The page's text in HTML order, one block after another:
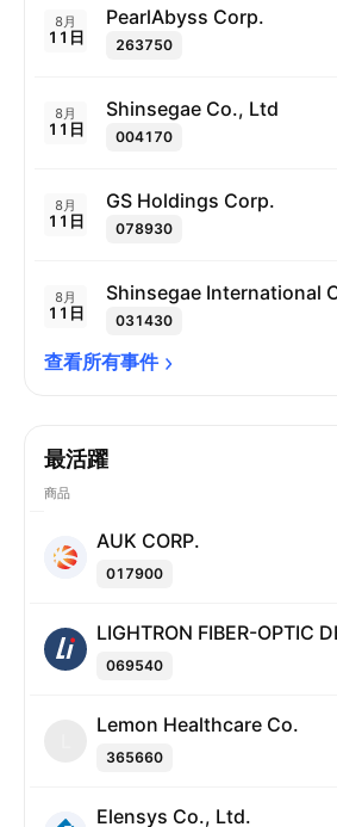
8月
11日
PearlAbyss Corp.
263750
8月
11日
Shinsegae Co., Ltd
004170
8月
11日
GS Holdings Corp.
078930
8月
11日
Shinsegae International
031430
查看所有事件
最活躍
商品
AUK CORP.
017900
LIGHTRON FIBER-OPTIC
069540
Lemon Healthcare Co.
365660
Elensys Co., Ltd.